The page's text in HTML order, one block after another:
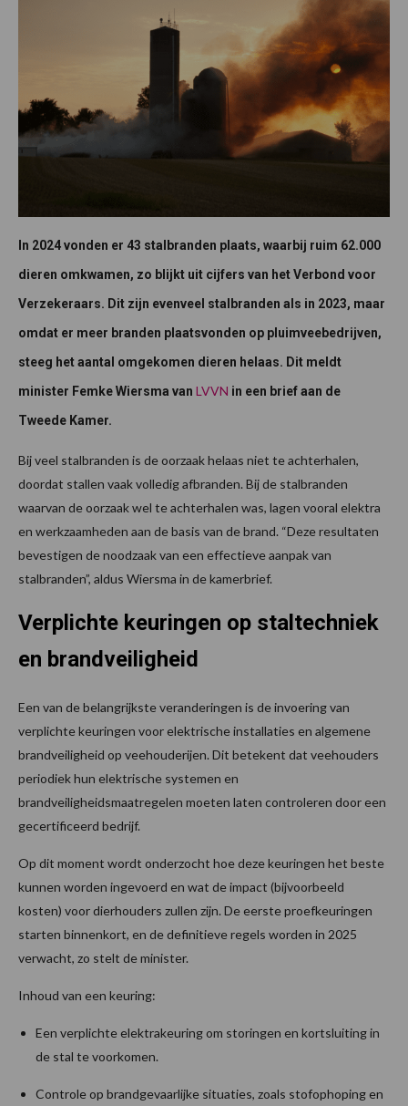
In 2024 vonden er 43 stalbranden plaats, waarbij ruim 62.000
dieren omkwamen, zo blijkt uit cijfers van het Verbond voor
Verzekeraars. Dit zijn evenveel stalbranden als in 2023, maar
omdat er meer branden plaatsvonden op pluimveebedrijven,
steeg het aantal omgekomen dieren helaas. Dit meldt
minister Femke Wiersma van LVVN in een brief aan de
Tweede Kamer.
Bij veel stalbranden is de oorzaak helaas niet te achterhalen,
doordat stallen vaak volledig afbranden. Bij de stalbranden
waarvan de oorzaak wel te achterhalen was, lagen vooral elektra
en werkzaamheden aan de basis van de brand. “Deze resultaten
bevestigen de noodzaak van een effectieve aanpak van
stalbranden”, aldus Wiersma in de kamerbrief.
Verplichte keuringen op staltechniek
en brandveiligheid
Een van de belangrijkste veranderingen is de invoering van
verplichte keuringen voor elektrische installaties en algemene
brandveiligheid op veehouderijen. Dit betekent dat veehouders
periodiek hun elektrische systemen en
brandveiligheidsmaatregelen moeten laten controleren door een
gecertificeerd bedrijf.
Op dit moment wordt onderzocht hoe deze keuringen het beste
kunnen worden ingevoerd en wat de impact (bijvoorbeeld
kosten) voor dierhouders zullen zijn. De eerste proefkeuringen
starten binnenkort, en de definitieve regels worden in 2025
verwacht, zo stelt de minister.
Inhoud van een keuring:
Een verplichte elektrakeuring om storingen en kortsluiting in
de stal te voorkomen.
Controle op brandgevaarlijke situaties, zoals stofophoping en